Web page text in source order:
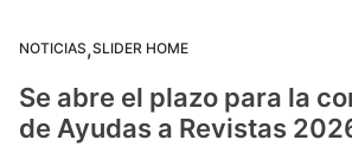
NOTICIAS,SLIDER HOME
Se abre el plazo para la
de Ayudas a Revistas